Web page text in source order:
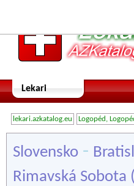
Lekari
lekari.azkatalog.eu Logopéd,
Slovensko -
Rimavská Sobota